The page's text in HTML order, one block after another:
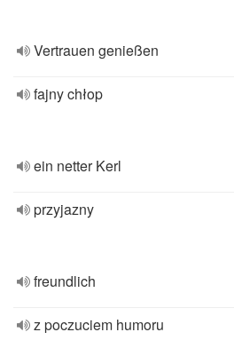
Vertrauen genießen
fajny chłop
ein netter Kerl
przyjazny
freundlich
z poczuciem humoru